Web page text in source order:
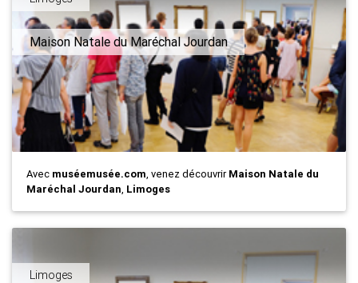
Maison Natale du Maréchal Jourdan
Avec muséemusée.com, venez découvrirMaison Natale du
Maréchal Jourdan, Limoges
Limoges